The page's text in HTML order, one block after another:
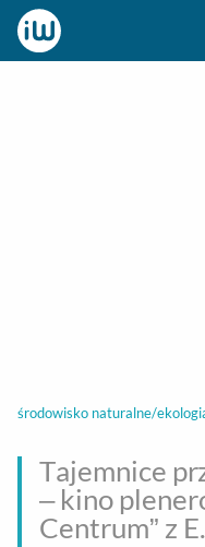
środowisko naturalne/
Tajemnice
– kino
Centrum” z